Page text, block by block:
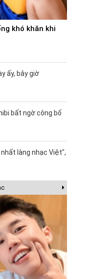
khó khăn khi
ấy, bây giờ
bất ngờ công bố
làng nhạc Việt",